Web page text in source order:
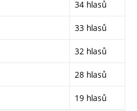
34 hlasů
33 hlasů
32 hlasů
28 hlasů
19 hlasů